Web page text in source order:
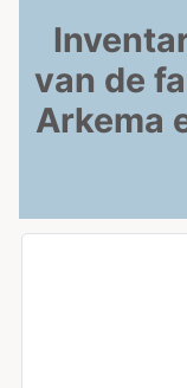
van de
Arkema